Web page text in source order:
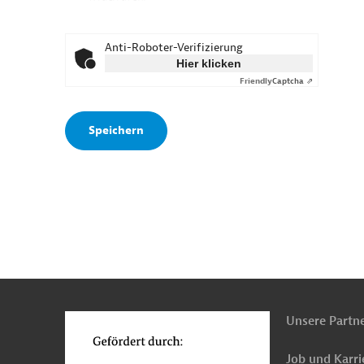
Anti-Roboter-Verifizierung
Hier klicken
FriendlyCaptcha ⇗
Unsere
Job und